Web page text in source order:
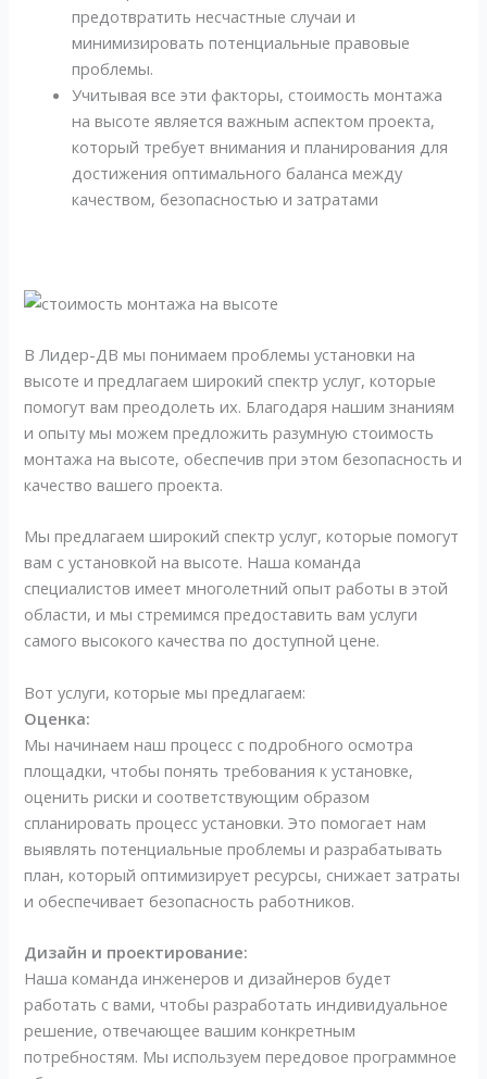
предотвратить несчастные случаи и
минимизировать потенциальные правовые
проблемы.
Учитывая все эти факторы, стоимость монтажа
на высоте является важным аспектом проекта,
который требует внимания и планирования для
достижения оптимального баланса между
качеством, безопасностью и затратами
В Лидер-ДВ мы понимаем проблемы установки на
высоте и предлагаем широкий спектр услуг, которые
помогут вам преодолеть их. Благодаря нашим знаниям
и опыту мы можем предложить разумную стоимость
монтажа на высоте, обеспечив при этом безопасность и
качество вашего проекта.
Мы предлагаем широкий спектр услуг, которые помогут
вам с установкой на высоте. Наша команда
специалистов имеет многолетний опыт работы в этой
области, и мы стремимся предоставить вам услуги
самого высокого качества по доступной цене.
Вот услуги, которые мы предлагаем:
Оценка:
Мы начинаем наш процесс с подробного осмотра
площадки, чтобы понять требования к установке,
оценить риски и соответствующим образом
спланировать процесс установки. Это помогает нам
выявлять потенциальные проблемы и разрабатывать
план, который оптимизирует ресурсы, снижает затраты
и обеспечивает безопасность работников.
Дизайн и проектирование:
Наша команда инженеров и дизайнеров будет
работать с вами, чтобы разработать индивидуальное
решение, отвечающее вашим конкретным
потребностям. Мы используем передовое программное